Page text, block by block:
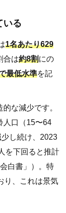
いる
1名あたり629
合は約8割にの
最低水準を記
な減少です。
人口（15〜64
し続け、2023
を下回ると推計
白書」）。特
り、これは景気